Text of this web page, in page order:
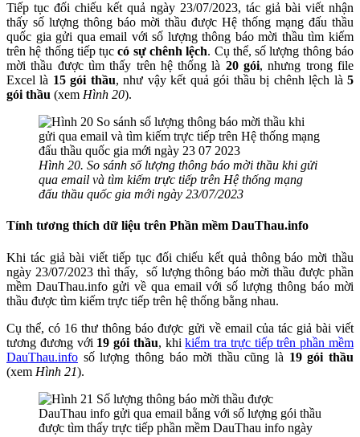
Tiếp tục đối chiếu kết quả ngày 23/07/2023, tác giả bài viết nhận
thấy số lượng thông báo mời thầu được Hệ thống mạng đấu thầu
quốc gia gửi qua email với số lượng thông báo mời thầu tìm kiếm
trên hệ thống tiếp tụccó sự chênh lệch. Cụ thể, số lượng thông báo
mời thầu được tìm thấy trên hệ thống là 20 gói, nhưng trong file
Excel là 15 gói thầu, như vậy kết quả gói thầu bị chênh lệch là5
gói thầu (xem Hình 20).
Hình 20. So sánh số lượng thông báo mời thầu khi gửi
qua email và tìm kiếm trực tiếp trên Hệ thống mạng
đấu thầu quốc gia mới ngày 23/07/2023
Tính tương thích dữ liệu trên Phần mềm DauThau.info
Khi tác giả bài viết tiếp tục đối chiếu kết quả thông báo mời thầu
ngày 23/07/2023 thì thấy, số lượng thông báo mời thầu được phần
mềm DauThau.info gửi về qua email với số lượng thông báo mời
thầu được tìm kiếm trực tiếp trên hệ thống bằng nhau.
Cụ thể, có 16 thư thông báo được gửi về email của tác giả bài viết
tương đương với 19 gói thầu, khikiểm tra trực tiếp trên phần mềm
DauThau.info số lượng thông báo mời thầu cũng là 19 gói thầu
(xem Hình 21).